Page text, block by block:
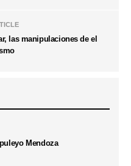
las manipulaciones de el
Mendoza